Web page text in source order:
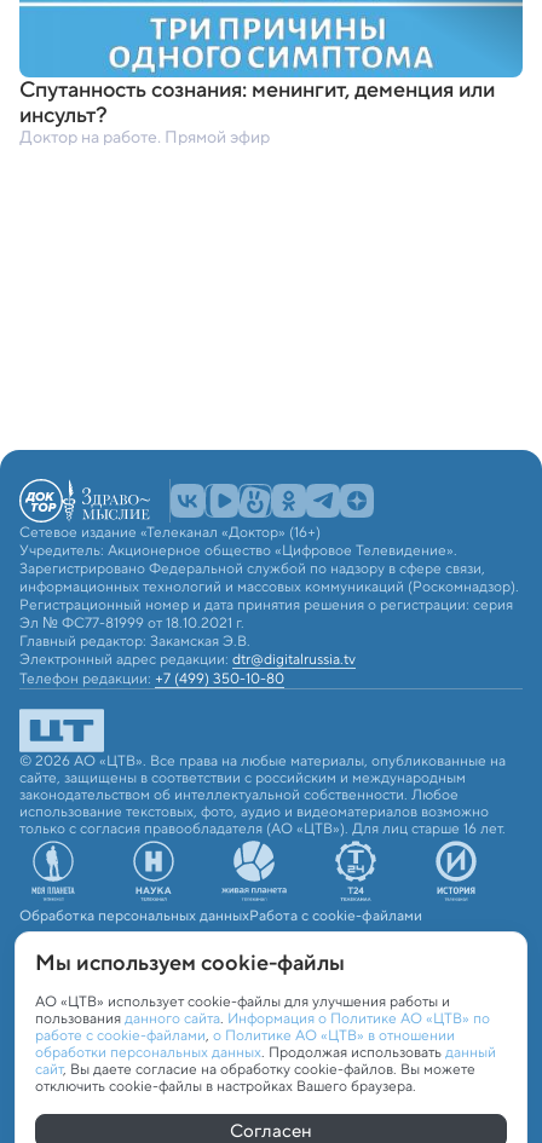
Спутанность сознания: менингит,деменция или
инсульт?
Доктор на работе. Прямой эфир
Сетевое издание «Телеканал «Доктор» (16+)
Учредитель: Акционерное общество «Цифровое Телевидение».
Зарегистрировано Федеральной службой по надзору в сфере связи,
информационных технологий и массовых коммуникаций (Роскомнадзор).
Регистрационный номер и дата принятия решения о регистрации: серия
Эл № ФС77-81999 от 18.10.2021 г.
Главный редактор: Закамская Э.В.
Электронный адрес редакции: dtr@digitalrussia.tv
Телефон редакции: +7 (499) 350-10-80
© 2026 АО «ЦТВ». Все права на любые материалы, опубликованные на
сайте, защищены в соответствии с российским и международным
законодательством об интеллектуальной собственности. Любое
использование текстовых, фото, аудио и видеоматериалов возможно
только с согласия правообладателя (АО «ЦТВ»). Для лиц старше 16 лет.
Обработка персональных данныхРабота с cookie-файлами
Мы используем сookie-файлы
АО «ЦТВ» использует cookie-файлы для улучшения работы и
пользованияданного сайта. Информация о Политике АО «ЦТВ» по
работе с cookie-файлами, о Политике АО «ЦТВ» в отношении
обработки персональных данных. Продолжая использоватьданный
сайт, Вы даете согласие на обработку cookie-файлов. Вы можете
отключить cookie-файлы в настройках Вашего браузера.
Согласен